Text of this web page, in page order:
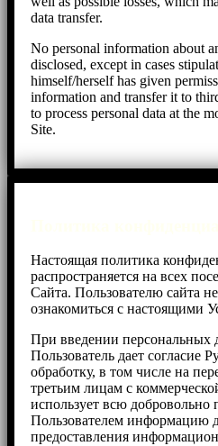
data transfer.
No personal information about
disclosed, except in cases
himself/herself has given
information and transfer it to
to process personal data at the
Site.
Настоящая политика
распространяется на всех
Cайта. Пользователю сайта
ознакомиться с настоящими
При введении персональных
Пользователь дает согласие
обработку, в том числе на
третьим лицам с
использует всю добровольно
Пользователем информацию
предоставления